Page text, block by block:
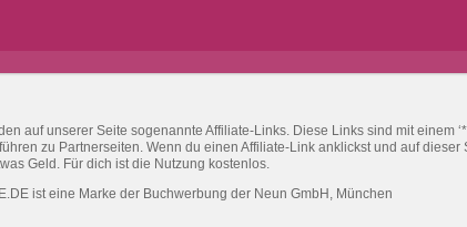
auf unserer Seite sogenannte Affiliate-Links. Diese Links sind mit einem
zu Partnerseiten. Wenn du einen Affiliate-Link anklickst und auf dieser
Geld. Für dich ist die Nutzung kostenlos.
ist eine Marke der Buchwerbung der Neun GmbH, München